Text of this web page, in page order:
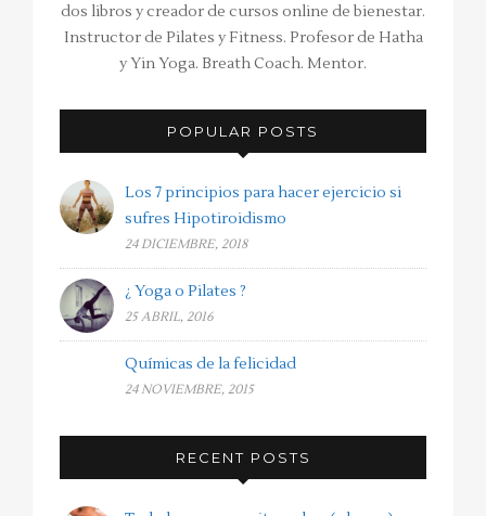
dos libros y creador de cursos online de bienestar.
Instructor de Pilates y Fitness. Profesor de Hatha
y Yin Yoga. Breath Coach. Mentor.
POPULAR POSTS
Los 7 principios para hacer ejercicio si
sufres Hipotiroidismo
24 DICIEMBRE, 2018
¿ Yoga o Pilates ?
25 ABRIL, 2016
Químicas de la felicidad
24 NOVIEMBRE, 2015
RECENT POSTS